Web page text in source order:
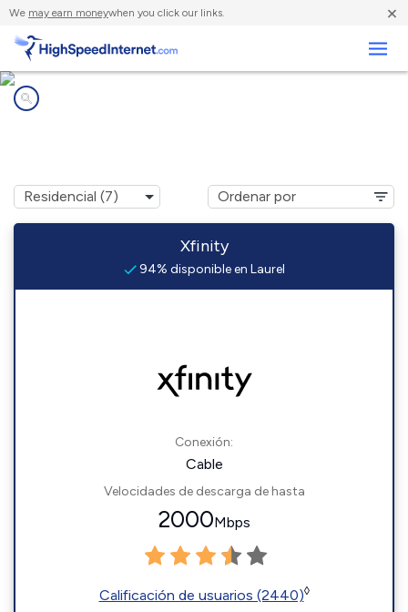
We may earn moneywhen you click our links. ×
Xfinity
94% disponible en Laurel
Conexión:
Cable
Velocidades de descarga de hasta
2000Mbps
Calificación de usuarios (2440)◊